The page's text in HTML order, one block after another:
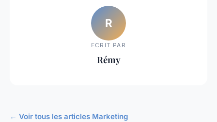
R
ECRIT PAR
Rémy
← Voir tous les articles Marketing